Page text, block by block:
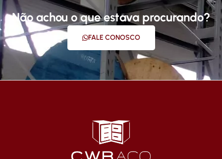
Não achou o que estava procurando?
FALE CONOSCO